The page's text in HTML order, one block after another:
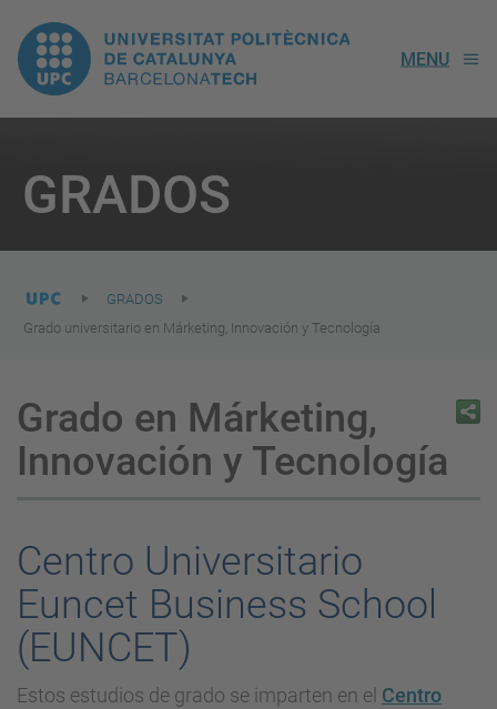
UPC.
Universitat
Politècnica
de
Catalunya
MENU
GRADOS
are
here:
GRADOS
Grado universitario en Márketing, Innovación y Tecnología
Grado en Márketing,
Innovación y Tecnología
Centro Universitario
Euncet Business School
(EUNCET)
Estos estudios de grado se imparten en el Centro